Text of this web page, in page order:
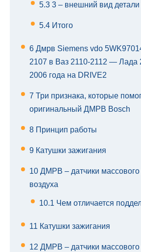
5.3 3 – внешний вид детали
5.4 Итого
6 Дмрв Siemens vdo
2107 в Ваз 2110-2112 — Лада
2006 года на DRIVE2
7 Три признака, которые
оригинальный ДМРВ Bosch
8 Принцип работы
9 Катушки зажигания
10 ДМРВ – датчики массового
воздуха
10.1 Чем отличается
11 Катушки зажигания
12 ДМРВ – датчики массового